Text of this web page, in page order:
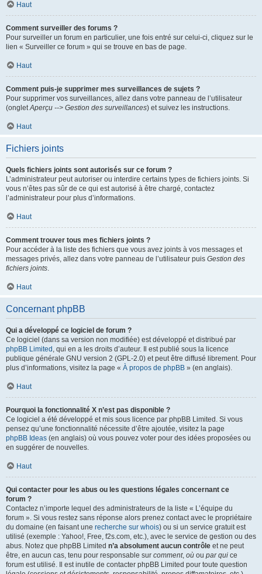
Haut
Comment surveiller des forums ?
Pour surveiller un forum en particulier, une fois entré sur celui-ci, cliquez sur le
lien « Surveiller ce forum » qui se trouve en bas de page.
Haut
Comment puis-je supprimer mes surveillances de sujets ?
Pour supprimer vos surveillances, allez dans votre panneau de l’utilisateur
(ongletAperçu --> Gestion des surveillances) et suivez les instructions.
Haut
Fichiers joints
Quels fichiers joints sont autorisés sur ce forum ?
L’administrateur peut autoriser ou interdire certains types de fichiers joints. Si
vous n’êtes pas sûr de ce qui est autorisé à être chargé, contactez
l’administrateur pour plus d’informations.
Haut
Comment trouver tous mes fichiers joints ?
Pour accéder à la liste des fichiers que vous avez joints à vos messages et
messages privés, allez dans votre panneau de l’utilisateur puis Gestion des
fichiers joints.
Haut
Concernant phpBB
Qui a développé ce logiciel de forum ?
Ce logiciel (dans sa version non modifiée) est développé et distribué par
phpBB Limited , qui en a les droits d’auteur. Il est publié sous la licence
publique générale GNU version 2 (GPL-2.0) et peut être diffusé librement. Pour
plus d’informations, visitez la page « À propos de phpBB » (en anglais).
Haut
Pourquoi la fonctionnalité X n’est pas disponible ?
Ce logiciel a été développé et mis sous licence par phpBB Limited. Si vous
pensez qu’une fonctionnalité nécessite d’être ajoutée, visitez la page
phpBB Ideas (en anglais) où vous pouvez voter pour des idées proposées ou
en suggérer de nouvelles.
Haut
Qui contacter pour les abus ou les questions légales concernant ce
forum ?
Contactez n’importe lequel des administrateurs de la liste « L’équipe du
forum ». Si vous restez sans réponse alors prenez contact avec le propriétaire
du domaine (en faisant une recherche sur whois) ou si un service gratuit est
utilisé (exemple : Yahoo!, Free, f2s.com, etc.), avec le service de gestion ou des
abus. Notez que phpBB Limited n’a absolument aucun contrôle et ne peut
être, en aucun cas, tenu pour responsable sur comment, où ou par qui ce
forum est utilisé. Il est inutile de contacter phpBB Limited pour toute question